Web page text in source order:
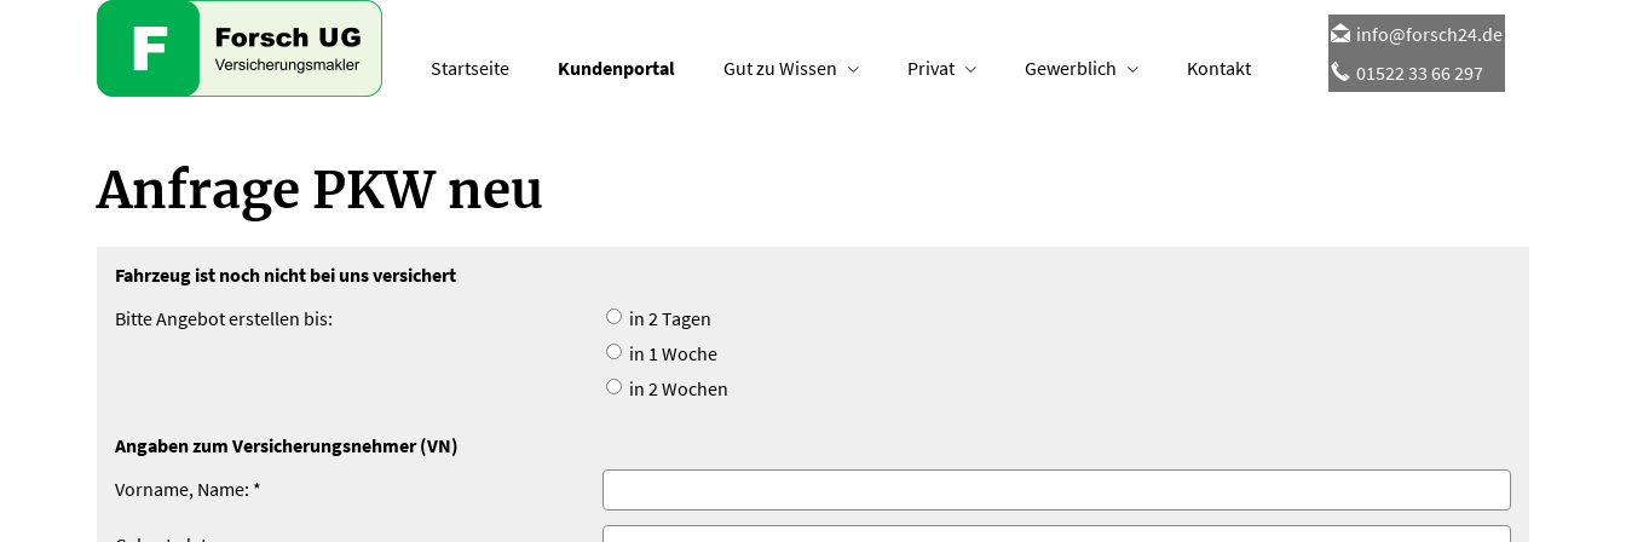
Startseite Kundenportal Gut zu Wissen Privat Gewerblich Kontakt
info@forsch24.de
01522 33 66 297
Anfrage PKW neu
Fahrzeug ist noch nicht bei uns versichert
Bitte Angebot erstellen bis:
in 2 Tagen
in 1 Woche
in 2 Wochen
Angaben zum Versicherungsnehmer (VN)
Vorname, Name: *